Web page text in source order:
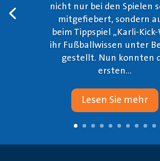
nicht nur bei den Spielen
mitgefiebert, sondern
beim Tippspiel „Karli-Kick-
ihr Fußballwissen unter
gestellt. Nun konnten
ersten...
Lesen Sie mehr